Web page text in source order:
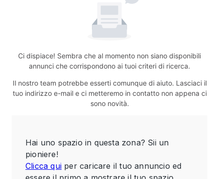
Ci dispiace! Sembra che al momento non siano disponibili
annunci che corrispondono ai tuoi criteri di ricerca.
Il nostro team potrebbe esserti comunque di aiuto. Lasciaci il
tuo indirizzo e-mail e ci metteremo in contatto non appena ci
sono novità.